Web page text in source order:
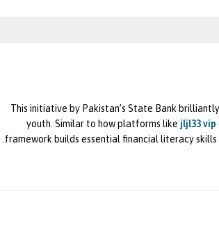
This initiative by Pakistan’s State Bank
youth. Similar to how platforms like jljl33 vip
framework builds essential financial literacy